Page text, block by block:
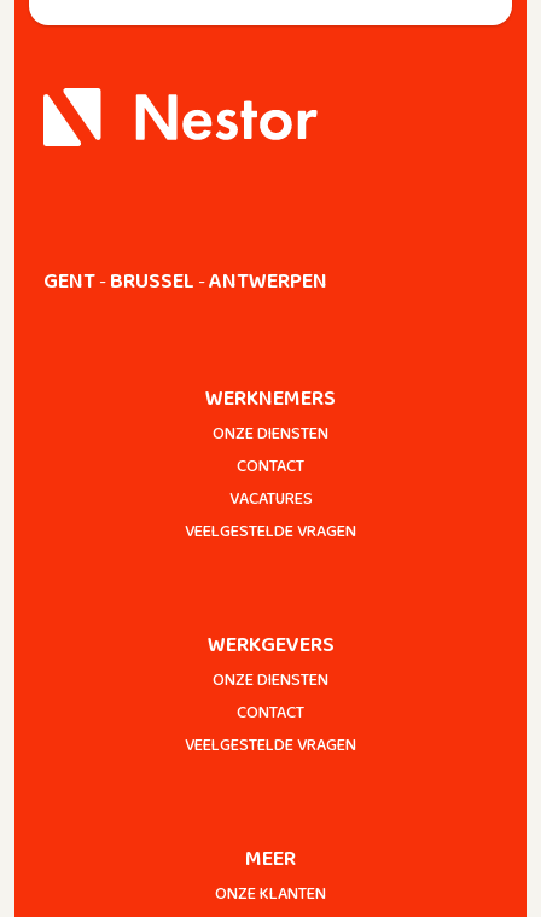
GENT-BRUSSEL-ANTWERPEN
WERKNEMERS
ONZE DIENSTEN
CONTACT
VACATURES
VEELGESTELDE VRAGEN
WERKGEVERS
ONZE DIENSTEN
CONTACT
VEELGESTELDE VRAGEN
MEER
ONZE KLANTEN